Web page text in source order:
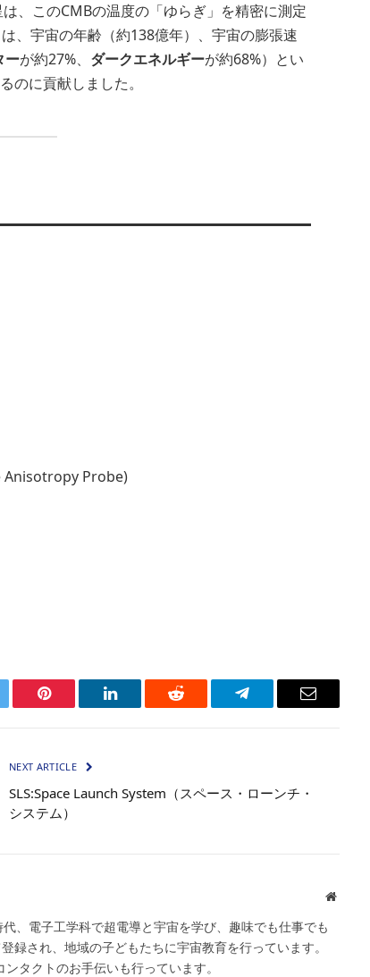
、このCMBの温度の「ゆらぎ」を精密に測定
、宇宙の年齢（約138億年）、宇宙の膨張速
ーが約27%、 ダークエネルギーが約68%）とい
のに貢献しました。
Probe)
Pinterest LinkedIn Reddit Telegram Email
NEXT ARTICLE
SLS:Space Launch System（スペース・ローンチ・
システム）
Website
、電子工学科で超電導と宇宙を学び、趣味でも仕事でも
録され、地域の子どもたちに宇宙教育を行っています。
タクトのお手伝いも行っています。